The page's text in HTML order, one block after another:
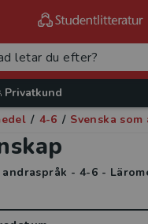
Privatkund
/ 4-6 / Svenska
andraspråk - 4-6 -